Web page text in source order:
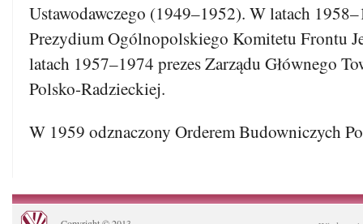
Ustawodawczego (1949–1952). W latach
Prezydium Ogólnopolskiego Komitetu Frontu
latach 1957–1974 prezes Zarządu Głównego
Polsko-Radzieckiej.
W 1959 odznaczony Orderem Budowniczych